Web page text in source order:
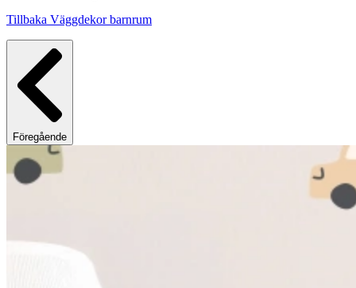
Tillbaka Väggdekor barnrum
Föregående